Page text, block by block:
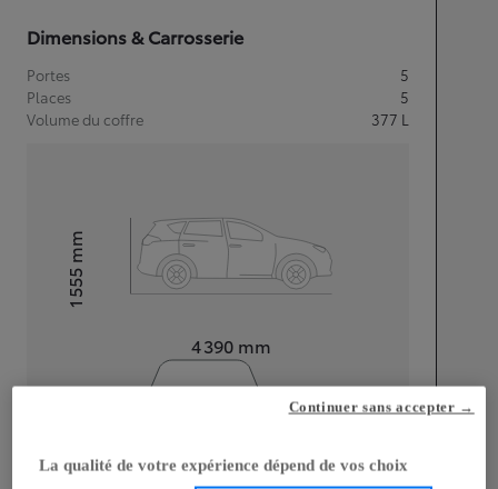
Dimensions & Carrosserie
Portes
5
Places
5
Volume du coffre
377 L
4 390 mm
Hauteur1 555
mm
La qualité de votre expérience dépend de vos choix
Continuer sans accepter →